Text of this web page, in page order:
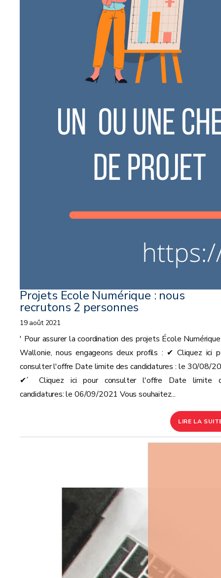
Projets Ecole Numérique : nous
recrutons 2 personnes
19 août 2021
' Pour assurer la coordination des projets École
Wallonie, nous engageons deux profils : ✔ Cliquez ici
consulter l'offre Date limite des candidatures : le 30/08/
✔ ́ Cliquez ici pour consulter l'offre Date limite
candidatures: le 06/09/2021 Vous souhaitez...
LIRE LA